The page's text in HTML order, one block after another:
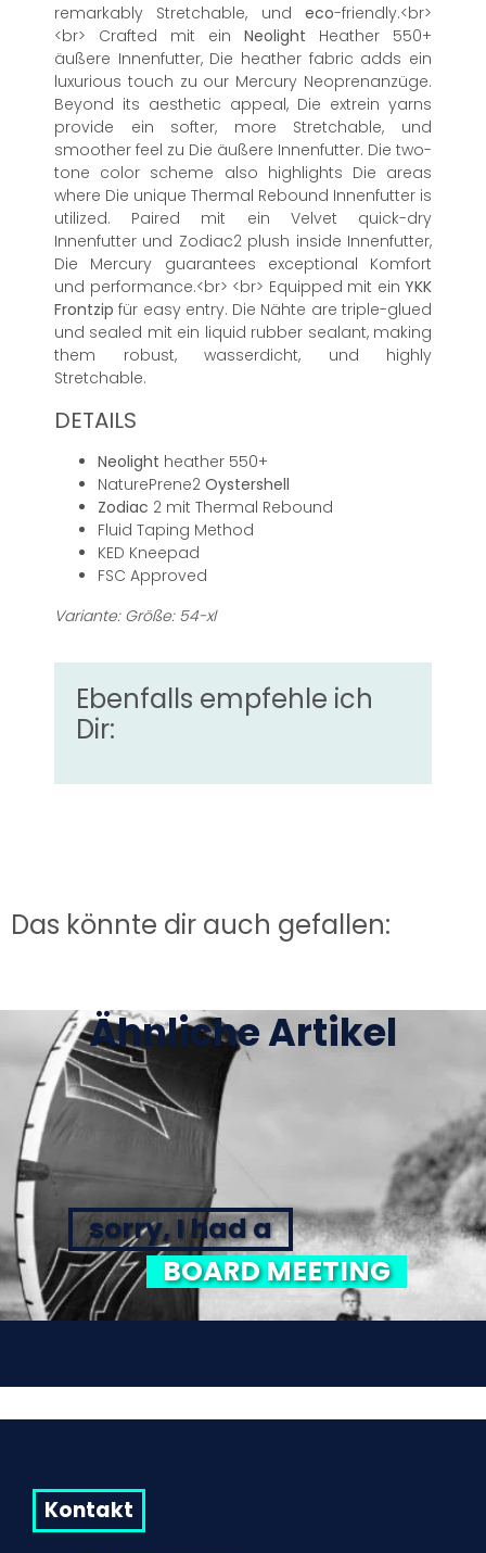
remarkably Stretchable, und eco-friendly.<br>
<br> Crafted mit ein Neolight Heather 550+
äußere Innenfutter, Die heather fabric adds ein
luxurious touch zu our Mercury Neoprenanzüge.
Beyond its aesthetic appeal, Die extrein yarns
provide ein softer, more Stretchable, und
smoother feel zu Die äußere Innenfutter. Die two-
tone color scheme also highlights Die areas
where Die unique Thermal Rebound Innenfutter is
utilized. Paired mit ein Velvet quick-dry
Innenfutter und Zodiac2 plush inside Innenfutter,
Die Mercury guarantees exceptional Komfort
und performance.<br> <br> Equipped mit ein YKK
Frontzip für easy entry. Die Nähte are triple-glued
und sealed mit ein liquid rubber sealant, making
them robust, wasserdicht, und highly
Stretchable.
DETAILS
Neolight heather 550+
NaturePrene2 Oystershell
Zodiac 2 mit Thermal Rebound
Fluid Taping Method
KED Kneepad
FSC Approved
Variante: Größe: 54-xl
Ebenfalls empfehle ich
Dir:
Das könnte dir auch gefallen:
Ähnliche Artikel
sorry, I had a
BOARD MEETING
Kontakt